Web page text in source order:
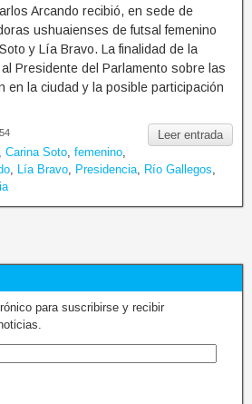
Arcando recibió, en sede de
ushuaienses de futsal femenino
y Lía Bravo. La finalidad de la
Presidente del Parlamento sobre las
en la ciudad y la posible participación
Leer entrada
Carina Soto femenino
Lía Bravo Presidencia Río Gallegos
para suscribirse y recibir